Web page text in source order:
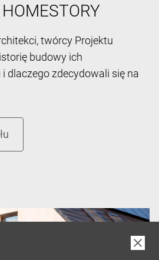
twórcy Projektu
budowy ich
dlaczego zdecydowali się na